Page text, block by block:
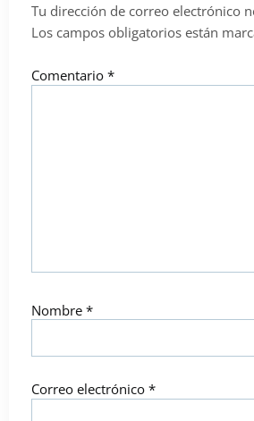
Tu dirección de correo electrónico
Los campos obligatorios están
Comentario *
Nombre *
Correo electrónico *